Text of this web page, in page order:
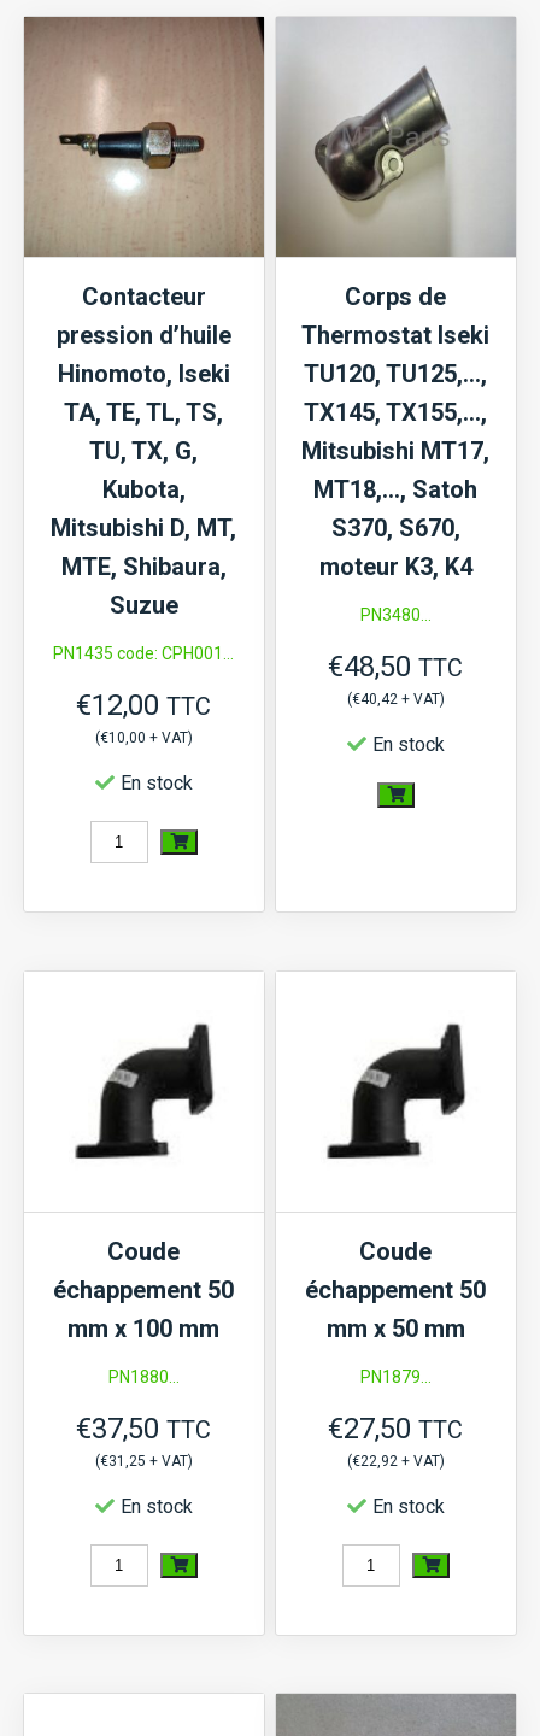
Mitsubishi
MT,
MTE,
Satoh
ST,
Moteur
K3
TX1500,
Mitsubishi
D1300,
S370,
ST1510,
moteur
KE70,
KE75
Contacteur
pression d’huile
Hinomoto, Iseki
TA, TE, TL, TS,
TU, TX, G,
Kubota,
Mitsubishi D, MT,
MTE, Shibaura,
Suzue
PN1435 code: CPH001...
€12,00 TTC
(€10,00 + VAT)
En stock
quantité
Contacteur
Iseki
TA,
TE,
TU,
TX,
G,
Kubota,
Mitsubishi
D,
MT,
Shibaura,
Corps de
Thermostat Iseki
TU120, TU125,…,
TX145, TX155,…,
Mitsubishi MT17,
MT18,…, Satoh
S370, S670,
moteur K3, K4
PN3480...
€48,50 TTC
(€40,42+ VAT)
En stock
quantité
Thermostat
TU120,
TU125,...,
TX145,
TX155,...,
MT17,
Satoh
moteur
K3,
K4
Coude
échappement 50
mm x 100 mm
PN1880...
€37,50 TTC
(€31,25 + VAT)
En stock
quantité
Coude
Coude
échappement 50
mm x 50 mm
PN1879...
€27,50 TTC
(€22,92 + VAT)
En stock
quantité
Coude